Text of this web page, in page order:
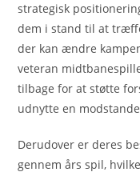
strategisk
dem i stand til at
der kan ændre
veteran
tilbage for at støtte
udnytte en
Derudover er deres
gennem års spil,